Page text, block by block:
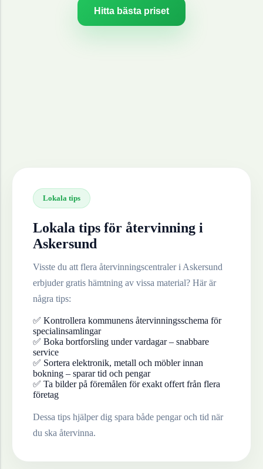
Hitta bästa priset
Lokala tips
Lokala tips för återvinning i
Askersund
Visste du att flera återvinningscentraler i Askersund
erbjuder gratis hämtning av vissa material? Här är
några tips:
✅ Kontrollera kommunens återvinningsschema för
specialinsamlingar
✅ Boka bortforsling under vardagar – snabbare
service
✅ Sortera elektronik, metall och möbler innan
bokning – sparar tid och pengar
✅ Ta bilder på föremålen för exakt offert från flera
företag
Dessa tips hjälper dig spara både pengar och tid när
du ska återvinna.